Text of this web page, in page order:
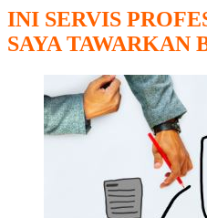
INI SERVIS
SAYA TAWARKAN